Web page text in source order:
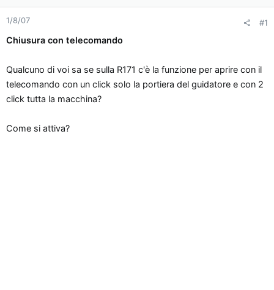
s
c
u
i
o
n
i
1/8/07 #1
Chiusura con telecomando
Qualcuno di voi sa se sulla R171 c'è la funzione per aprire con il
telecomando con un click solo la portiera del guidatore e con 2
click tutta la macchina?
Come si attiva?